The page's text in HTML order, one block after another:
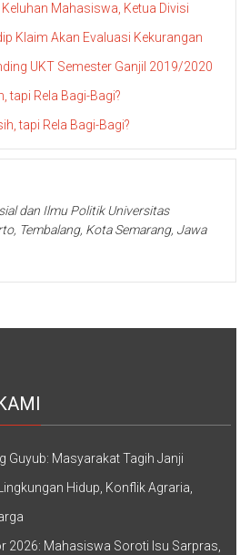
Mahasiswa, Ketua Divisi
Klaim Akan Evaluasi Kekurangan
UKT Semester Ganjil 2019/2020
tapi Rela Bagi-Bagi?
tapi Rela Bagi-Bagi?
dan Ilmu Politik Universitas
Tembalang, Kota Semarang, Jawa
Guyub: Masyarakat Tagih Janji
Hidup, Konflik Agraria,
2026: Mahasiswa Soroti Isu Sarpras,